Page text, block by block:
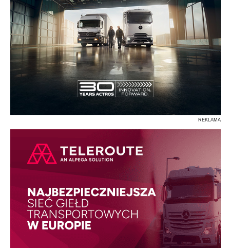
REKLAMA